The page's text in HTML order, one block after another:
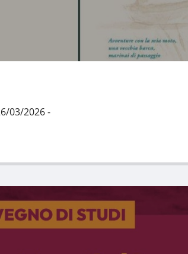
03/2026 -